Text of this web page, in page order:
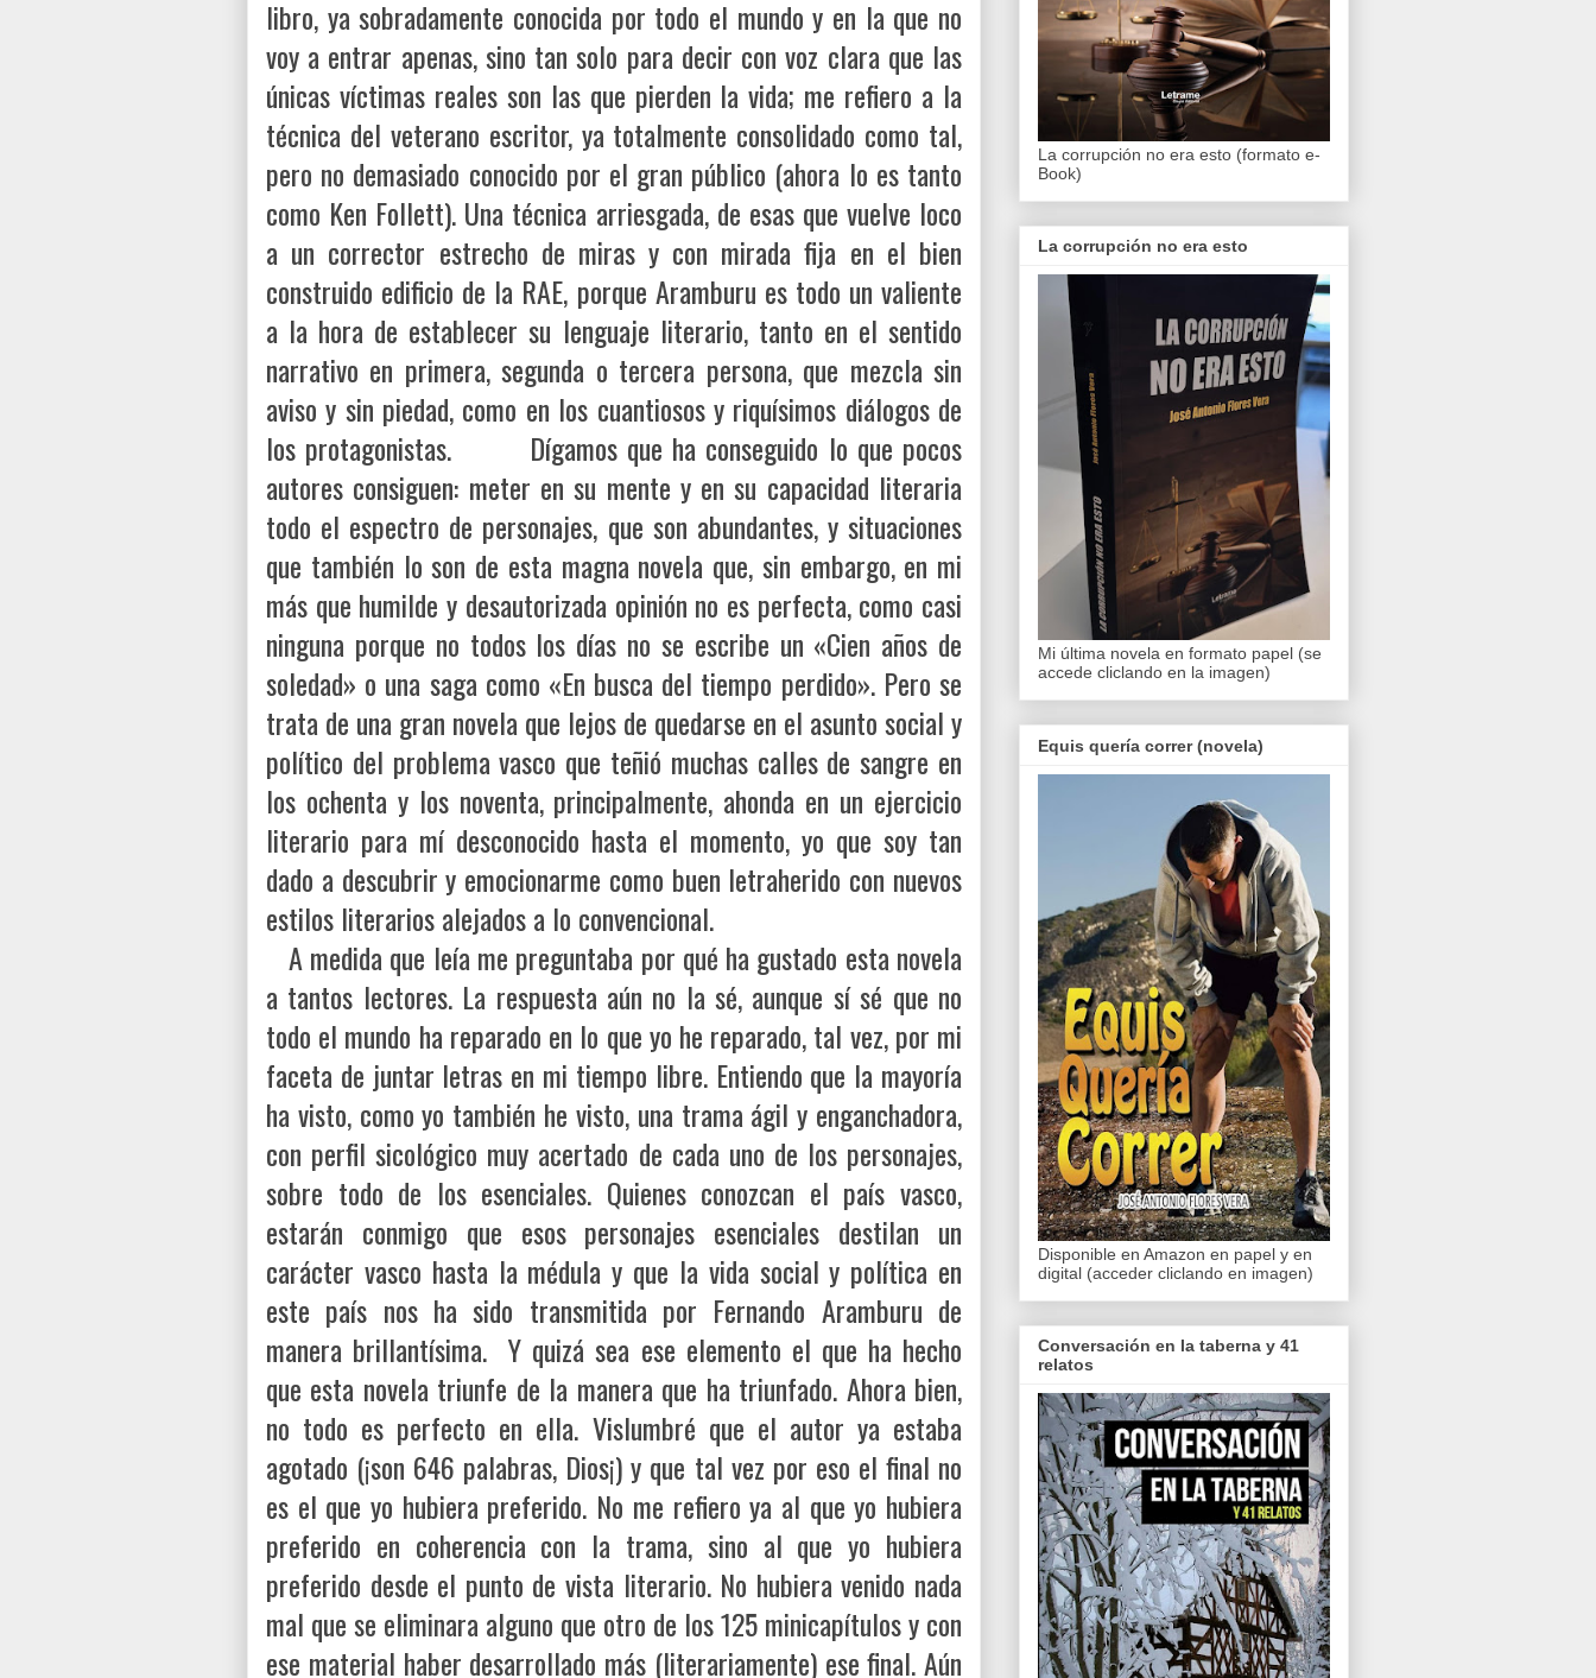
libro, ya sobradamente conocida por todo el mundo y en la que no
voy a entrar apenas, sino tan solo para decir con voz clara que las
únicas víctimas reales son las que pierden la vida; me refiero a la
técnica del veterano escritor, ya totalmente consolidado como tal,
pero no demasiado conocido por el gran público (ahora lo es tanto
como Ken Follett). Una técnica arriesgada, de esas que vuelve loco
a un corrector estrecho de miras y con mirada fija en el bien
construido edificio de la RAE, porque Aramburu es todo un valiente
a la hora de establecer su lenguaje literario, tanto en el sentido
narrativo en primera, segunda o tercera persona, que mezcla sin
aviso y sin piedad, como en los cuantiosos y riquísimos diálogos de
los protagonistas. Dígamos que ha conseguido lo que pocos
autores consiguen: meter en su mente y en su capacidad literaria
todo el espectro de personajes, que son abundantes, y situaciones
que también lo son de esta magna novela que, sin embargo, en mi
más que humilde y desautorizada opinión no es perfecta, como casi
ninguna porque no todos los días no se escribe un «Cien años de
soledad» o una saga como «En busca del tiempo perdido». Pero se
trata de una gran novela que lejos de quedarse en el asunto social y
político del problema vasco que teñió muchas calles de sangre en
los ochenta y los noventa, principalmente, ahonda en un ejercicio
literario para mí desconocido hasta el momento, yo que soy tan
dado a descubrir y emocionarme como buen letraherido con nuevos
estilos literarios alejados a lo convencional.
A medida que leía me preguntaba por qué ha gustado esta novela
a tantos lectores. La respuesta aún no la sé, aunque sí sé que no
todo el mundo ha reparado en lo que yo he reparado, tal vez, por mi
faceta de juntar letras en mi tiempo libre. Entiendo que la mayoría
ha visto, como yo también he visto, una trama ágil y enganchadora,
con perfil sicológico muy acertado de cada uno de los personajes,
sobre todo de los esenciales. Quienes conozcan el país vasco,
estarán conmigo que esos personajes esenciales destilan un
carácter vasco hasta la médula y que la vida social y política en
este país nos ha sido transmitida por Fernando Aramburu de
manera brillantísima. Y quizá sea ese elemento el que ha hecho
que esta novela triunfe de la manera que ha triunfado. Ahora bien,
no todo es perfecto en ella. Vislumbré que el autor ya estaba
agotado (¡son 646 palabras, Dios¡) y que tal vez por eso el final no
es el que yo hubiera preferido. No me refiero ya al que yo hubiera
preferido en coherencia con la trama, sino al que yo hubiera
preferido desde el punto de vista literario. No hubiera venido nada
mal que se eliminara alguno que otro de los 125 minicapítulos y con
ese material haber desarrollado más (literariamente) ese final. Aún
La corrupción no era esto (formato e-
Book)
La corrupción no era esto
Mi última novela en formato papel (se
accede cliclando en la imagen)
Equis quería correr (novela)
Disponible en Amazon en papel y en
digital (acceder cliclando en imagen)
Conversación en la taberna y 41
relatos